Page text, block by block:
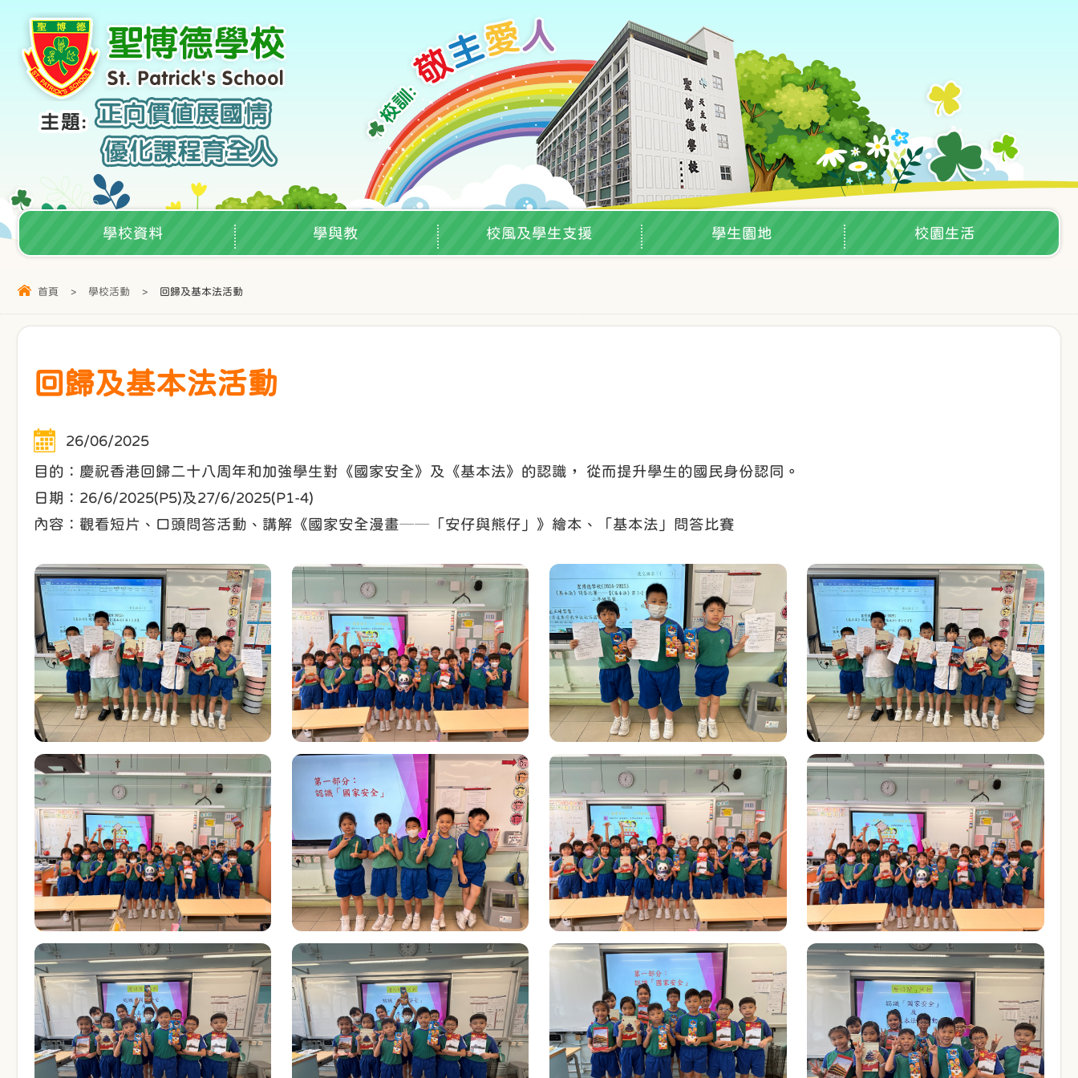
學校資料 學與教 校風及學生支援 學生園地 校園生活
首頁 > 學校活動 > 回歸及基本法活動
回歸及基本法活動
26/06/2025
目的：慶祝香港回歸二十八周年和加強學生對《國家安全》及《基本法》的認識， 從而提升學生的國民身份認同。
日期：26/6/2025(P5)及27/6/2025(P1-4)
內容：觀看短片、口頭問答活動、講解《國家安全漫畫──「安仔與熊仔」》繪本、「基本法」問答比賽